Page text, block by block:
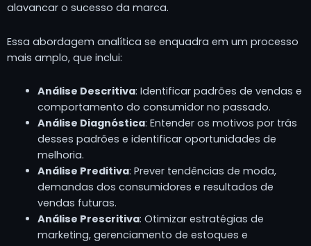
alavancar o sucesso da marca.
Essa abordagem analítica se enquadra em um processo
mais amplo, que inclui:
Análise Descritiva: Identificar padrões de vendas e
comportamento do consumidor no passado.
Análise Diagnóstica: Entender os motivos por trás
desses padrões e identificar oportunidades de
melhoria.
Análise Preditiva: Prever tendências de moda,
demandas dos consumidores e resultados de
vendas futuras.
Análise Prescritiva: Otimizar estratégias de
marketing, gerenciamento de estoques e